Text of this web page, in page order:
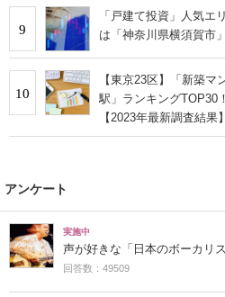
9
「戸建て投資」人気
は「神奈川県横須賀市
10
【東京23区】「新築
駅」ランキングTOP30
【2023年最新調査結果】
アンケート
実施中
声が好きな「日本のボーカリ
回答数：49509